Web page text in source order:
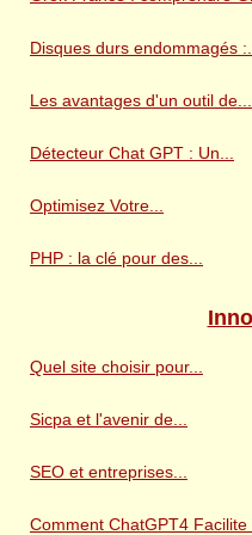
Disques durs endommagés :...
Les avantages d'un outil de...
Détecteur Chat GPT : Un...
Optimisez Votre...
PHP : la clé pour des...
Quel site choisir pour...
Sicpa et l'avenir de...
SEO et entreprises...
Comment ChatGPT4 Facilite